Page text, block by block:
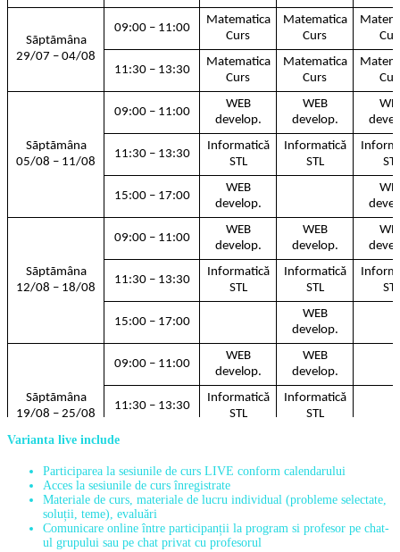
Sãptãmâna
29/07 – 04/08
09:00 – 11:00
Matematica
Curs
Matematica
Curs
11:30 – 13:30
Matematica
Curs
Matematica
Curs
Sãptãmâna
05/08 – 11/08
09:00 – 11:00
WEB
develop.
WEB
develop.
11:30 – 13:30
Informatică
STL
Informatică
STL
STL
15:00 – 17:00
WEB
develop.
Sãptãmâna
12/08 – 18/08
09:00 – 11:00
WEB
develop.
WEB
develop.
11:30 – 13:30
Informatică
STL
Informatică
STL
STL
15:00 – 17:00
WEB
develop.
Sãptãmâna
19/08 – 25/08
09:00 – 11:00
WEB
develop.
WEB
develop.
11:30 – 13:30
Informatică
STL
Informatică
STL
15:00 – 17:00
Sãptãmâna
26/08 – 01/09
11:30 – 13:30 Lingvistică
15:00 – 17:00
Varianta live include
Participarea la sesiunile de curs LIVE conform calendarului
Acces la sesiunile de curs înregistrate
Materiale de curs, materiale de lucru individual (probleme selectate,
soluții, teme), evaluări
Comunicare online între participanții la program si profesor pe chat-
ul grupului sau pe chat privat cu profesorul